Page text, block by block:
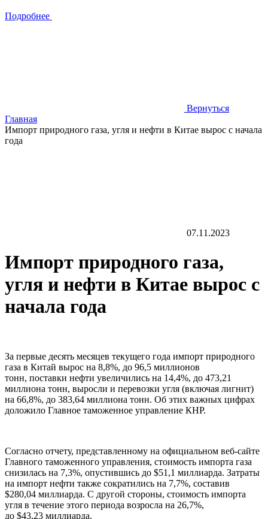
Подробнее
Вернуться
Главная
Импорт природного газа, угля и нефти в Китае вырос с начала
года
07.11.2023
Импорт природного газа,
угля и нефти в Китае вырос с
начала года
За первые десять месяцев текущего года импорт природного
газа в Китай вырос на 8,8%, до 96,5 миллионов
тонн, поставки нефти увеличились на 14,4%, до 473,21
миллиона тонн, выросли и перевозки угля (включая лигнит)
на 66,8%, до 383,64 миллиона тонн. Об этих важных цифрах
доложило Главное таможенное управление КНР.
Согласно отчету, представленному на официальном веб-сайте
Главного таможенного управления, стоимость импорта газа
снизилась на 7,3%, опустившись до $51,1 миллиарда. Затраты
на импорт нефти также сократились на 7,7%, составив
$280,04 миллиарда. С другой стороны, стоимость импорта
угля в течение этого периода возросла на 26,7%,
до $43,23 миллиарда.